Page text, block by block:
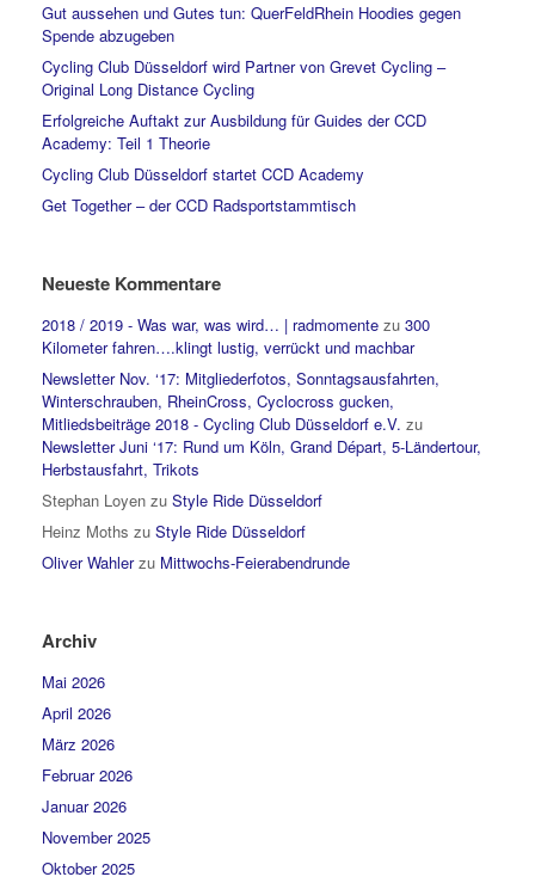
Gut aussehen und Gutes tun: QuerFeldRhein Hoodies gegen
Spende abzugeben
Cycling Club Düsseldorf wird Partner von Grevet Cycling –
Original Long Distance Cycling
Erfolgreiche Auftakt zur Ausbildung für Guides der CCD
Academy: Teil 1 Theorie
Cycling Club Düsseldorf startet CCD Academy
Get Together – der CCD Radsportstammtisch
Neueste Kommentare
2018 / 2019 - Was war, was wird… | radmomente zu 300
Kilometer fahren….klingt lustig, verrückt und machbar
Newsletter Nov. ‘17: Mitgliederfotos, Sonntagsausfahrten,
Winterschrauben, RheinCross, Cyclocross gucken,
Mitliedsbeiträge 2018 - Cycling Club Düsseldorf e.V. zu
Newsletter Juni ‘17: Rund um Köln, Grand Départ, 5-Ländertour,
Herbstausfahrt, Trikots
Stephan Loyen zu Style Ride Düsseldorf
Heinz Moths zu Style Ride Düsseldorf
Oliver Wahlerzu Mittwochs-Feierabendrunde
Archiv
Mai 2026
April 2026
März 2026
Februar 2026
Januar 2026
November 2025
Oktober 2025